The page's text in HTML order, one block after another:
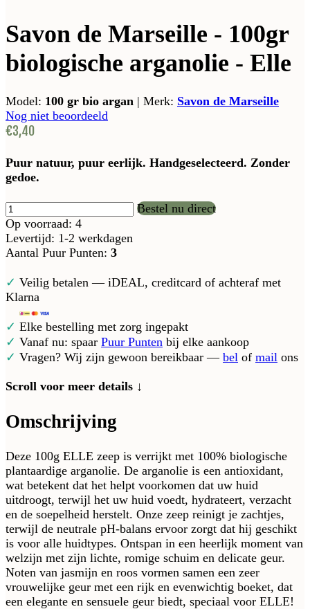
Savon de Marseille - 100gr
biologische arganolie - Elle
Model: 100 gr bio argan | Merk: Savon de Marseille
Nog niet beoordeeld
€3,40
Puur natuur, puur eerlijk. Handgeselecteerd. Zonder
gedoe.
Bestel nu direct
Op voorraad: 4
Levertijd: 1-2 werkdagen
Aantal Puur Punten: 3
✓ Veilig betalen — iDEAL, creditcard of achteraf met
Klarna
✓ Elke bestelling met zorg ingepakt
✓ Vanaf nu: spaar Puur Punten bij elke aankoop
✓ Vragen? Wij zijn gewoon bereikbaar — bel of mail ons
Scroll voor meer details ↓
Omschrijving
Deze 100g ELLE zeep is verrijkt met 100% biologische
plantaardige arganolie. De arganolie is een antioxidant,
wat betekent dat het helpt voorkomen dat uw huid
uitdroogt, terwijl het uw huid voedt, hydrateert, verzacht
en de soepelheid herstelt. Onze zeep reinigt je zachtjes,
terwijl de neutrale pH-balans ervoor zorgt dat hij geschikt
is voor alle huidtypes. Ontspan in een heerlijk moment van
welzijn met zijn lichte, romige schuim en delicate geur.
Noten van jasmijn en roos vormen samen een zeer
vrouwelijke geur met een rijk en evenwichtig boeket, dat
een elegante en sensuele geur biedt, speciaal voor ELLE!